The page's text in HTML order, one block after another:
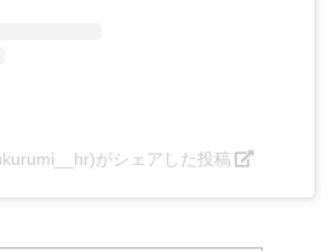
がシェアした投稿